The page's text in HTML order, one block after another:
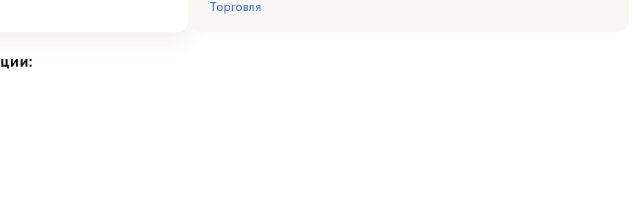
Торговля